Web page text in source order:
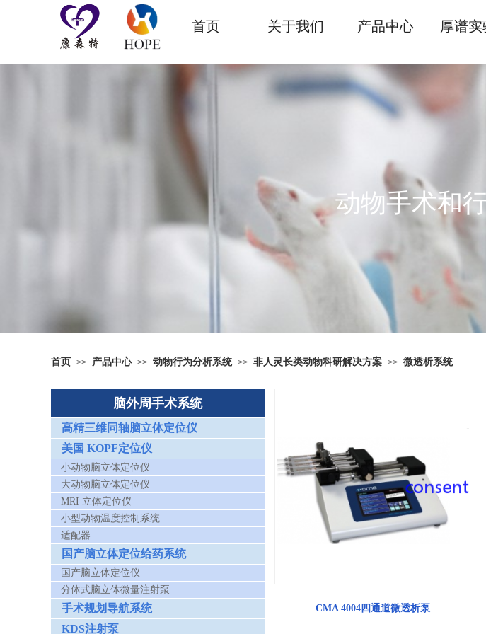
首页 关于我们 产品中心 厚谱实
动物手
动物手术和
首页 >> 产品中心 >> 动物行为分析系统 >> 非人灵长类动物科研解决方案 >> 微透析系统
脑外周手术系统
高精三维同轴脑立体定位仪
美国 KOPF定位仪
小动物脑立体定位仪
大动物脑立体定位仪
MRI 立体定位仪
小型动物温度控制系统
适配器
国产脑立体定位给药系统
国产脑立体定位仪
分体式脑立体微量注射泵
手术规划导航系统
KDS注射泵
CMA 4004四通道微透析泵